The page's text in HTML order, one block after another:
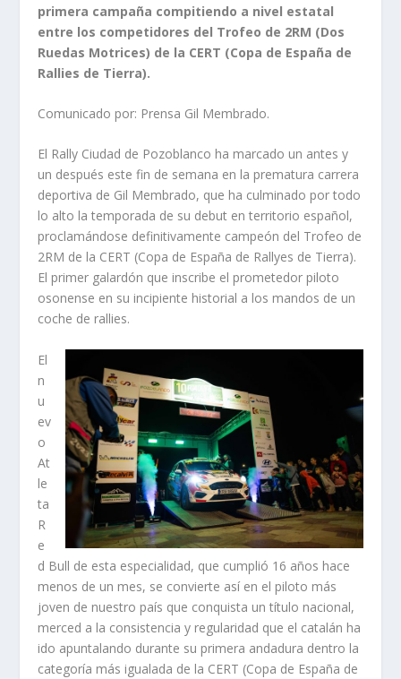
primera campaña compitiendo a nivel estatal
entre los competidores del Trofeo de 2RM (Dos
Ruedas Motrices) de la CERT (Copa de España de
Rallies de Tierra).
Comunicado por: Prensa Gil Membrado.
El Rally Ciudad de Pozoblanco ha marcado un antes y
un después este fin de semana en la prematura carrera
deportiva de Gil Membrado, que ha culminado por todo
lo alto la temporada de su debut en territorio español,
proclamándose definitivamente campeón del Trofeo de
2RM de la CERT (Copa de España de Rallyes de Tierra).
El primer galardón que inscribe el prometedor piloto
osonense en su incipiente historial a los mandos de un
coche de rallies.
El
n
u
ev
o
At
le
ta
R
e
d Bull de esta especialidad, que cumplió 16 años hace
menos de un mes, se convierte así en el piloto más
joven de nuestro país que conquista un título nacional,
merced a la consistencia y regularidad que el catalán ha
ido apuntalando durante su primera andadura dentro la
categoría más igualada de la CERT (Copa de España de